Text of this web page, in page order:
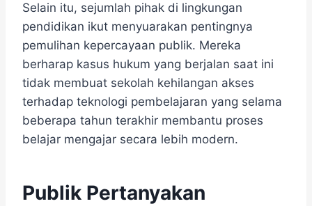
Selain itu, sejumlah pihak di lingkungan
pendidikan ikut menyuarakan pentingnya
pemulihan kepercayaan publik. Mereka
berharap kasus hukum yang berjalan saat ini
tidak membuat sekolah kehilangan akses
terhadap teknologi pembelajaran yang selama
beberapa tahun terakhir membantu proses
belajar mengajar secara lebih modern.
Publik Pertanyakan